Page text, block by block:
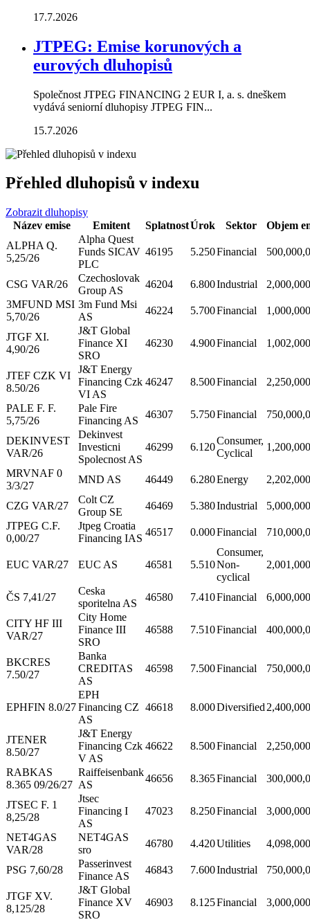
17.7.2026
JTPEG: Emise korunových a
eurových dluhopisů
Společnost JTPEG FINANCING 2 EUR I, a. s. dneškem
vydává seniorní dluhopisy JTPEG FIN...
15.7.2026
Přehled dluhopisů v indexu
Zobrazit dluhopisy
Název emise
Emitent SplatnostÚrok Sektor
Objem
ALPHA Q.
5,25/26
Alpha Quest
Funds SICAV
PLC
46195 5.250Financial
CSG VAR/26
Czechoslovak
Group AS
46204 6.800Industrial
3MFUND MSI
5,70/26
3m Fund Msi
AS
46224 5.700Financial
JTGF XI.
4,90/26
J&T Global
Finance XI
SRO
46230 4.900Financial
JTEF CZK VI
8.50/26
J&T Energy
Financing Czk
VI AS
46247 8.500Financial
PALE F. F.
5,75/26
Pale Fire
Financing AS
46307 5.750Financial
DEKINVEST
VAR/26
Dekinvest
Investicni
Spolecnost AS
46299 6.120
Consumer,
Cyclical
MRVNAF 0
3/3/27
MND AS 46449 6.280Energy
CZG VAR/27
Colt CZ
Group SE
46469 5.380Industrial
JTPEG C.F.
0,00/27
Jtpeg Croatia
Financing IAS
46517 0.000Financial
EUC VAR/27 EUC AS 46581 5.510
Consumer,
Non-
cyclical
ČS 7,41/27
Ceska
sporitelna AS
46580 7.410Financial
CITY HF III
VAR/27
City Home
Finance III
SRO
46588 7.510Financial
BKCRES
7.50/27
Banka
CREDITAS
AS
46598 7.500Financial
EPHFIN 8.0/27
EPH
Financing CZ
AS
46618 8.000Diversified
JTENER
8.50/27
J&T Energy
Financing Czk
V AS
46622 8.500Financial
RABKAS
8.365 09/26/27
Raiffeisenbank
AS
46656 8.365Financial
JTSEC F. 1
8,25/28
Jtsec
Financing I
AS
47023 8.250Financial
NET4GAS
VAR/28
NET4GAS
sro
46780 4.420Utilities
PSG 7,60/28
Passerinvest
Finance AS
46843 7.600Industrial
JTGF XV.
8,125/28
J&T Global
Finance XV
SRO
46903 8.125Financial